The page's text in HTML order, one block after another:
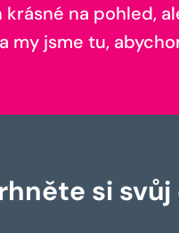
na pohled,
my jsme tu,
si